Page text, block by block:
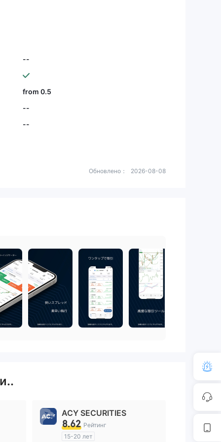
--
from 0.5
--
--
Обновлено： 2026-08-08
ACY SECURITIES
8.62 Рейтинг
15-20 лет